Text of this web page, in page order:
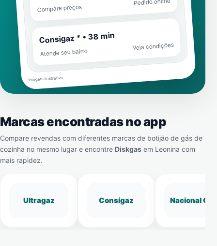
Compare preços
Consigaz * • 38 min
Atende seu bairro
Veja condições
Imagem ilustrativa
Marcas encontradas no app
Compare revendas com diferentes marcas de botijão de gás de
cozinha no mesmo lugar e encontre Diskgas em Leonina com
mais rapidez.
Ultragaz Consigaz Nacional Gás